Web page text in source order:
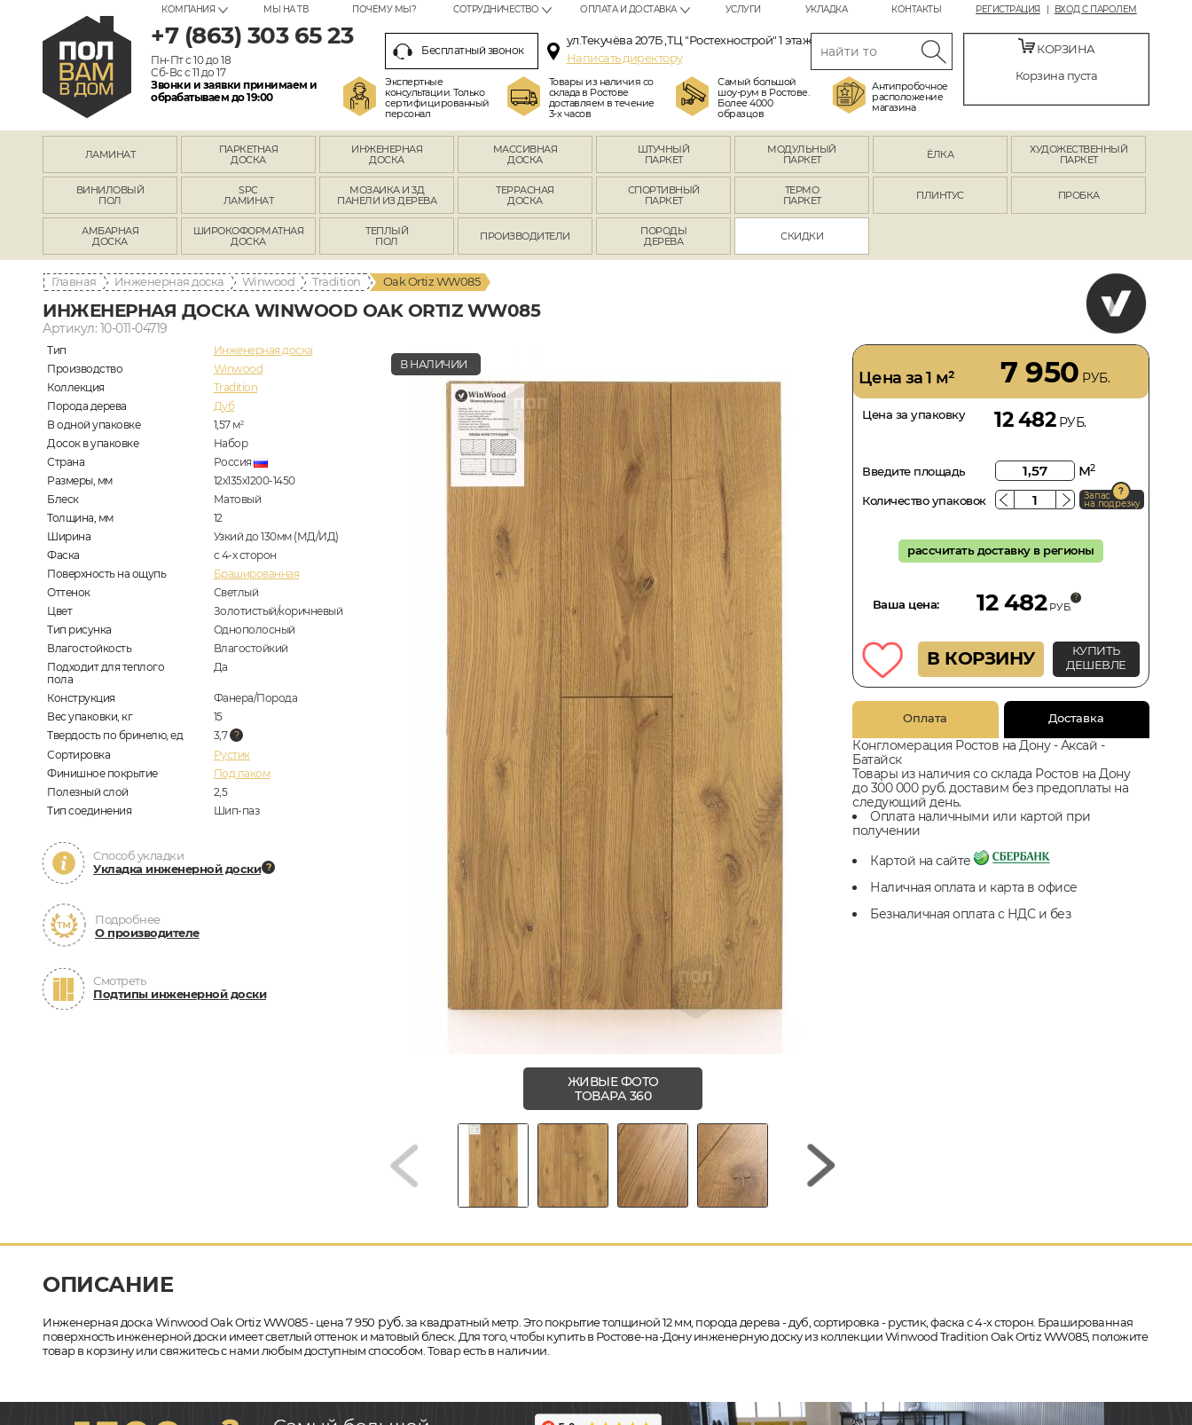
РЕГИСТРАЦИЯ ВХОД С ПАРОЛЕМ
КОМПАНИЯ МЫ НА ТВ ПОЧЕМУ МЫ? СОТРУДНИЧЕСТВО ОПЛАТА И ДОСТАВКА УСЛУГИ УКЛАДКА КОНТАКТЫ
+7 (863) 303 65 23
Пн-Пт с 10 до 18
Сб-Вс с 11 до 17
Звонки и заявки принимаем и
обрабатываем до 19:00
Бесплатный звонок
ул.Текучёва 207Б ,ТЦ "Ростехнострой" 1 этаж
Написать директору
Экспертные
консультации. Только
сертифицированный
персонал
Товары из наличия со
склада в Ростове
доставляем в течение
3-х часов
Самый большой
шоу-рум в Ростове.
Более 4000
образцов
Антипробочное
расположение
магазина
КОРЗИНА
Корзина пуста
ЛАМИНАТ
ПАРКЕТНАЯ
ДОСКА
ИНЖЕНЕРНАЯ
ДОСКА
МАССИВНАЯ
ДОСКА
ШТУЧНЫЙ
ПАРКЕТ
МОДУЛЬНЫЙ
ПАРКЕТ
ЁЛКА
ХУДОЖЕСТВЕННЫЙ
ПАРКЕТ
ВИНИЛОВЫЙ
ПОЛ
SPC
ЛАМИНАТ
МОЗАИКА И 3Д
ПАНЕЛИ ИЗ ДЕРЕВА
ТЕРРАСНАЯ
ДОСКА
СПОРТИВНЫЙ
ПАРКЕТ
ТЕРМО
ПАРКЕТ
ПЛИНТУС ПРОБКА
АМБАРНАЯ
ДОСКА
ШИРОКОФОРМАТНАЯ
ДОСКА
ТЕПЛЫЙ
ПОЛ
ПРОИЗВОДИТЕЛИ
ПОРОДЫ
ДЕРЕВА
СКИДКИ
Главная Инженерная доска Winwood Tradition Oak Ortiz WW085
ИНЖЕНЕРНАЯ ДОСКА WINWOOD OAK ORTIZ WW085
Артикул: 10-011-04719
Тип
Инженерная доска
Производство
Winwood
Коллекция
Tradition
Порода дерева
Дуб
В одной упаковке
1,57 м2
Досок в упаковке
Набор
Страна
Россия
Размеры, мм
12х135х1200-1450
Блеск
Матовый
Толщина, мм
12
Ширина
Узкий до 130мм (МД/ИД)
Фаска
с 4-х сторон
Поверхность на ощупь
Брашированная
Оттенок
Светлый
Цвет
Золотистый/коричневый
Тип рисунка
Однополосный
Влагостойкость
Влагостойкий
Подходит для теплого
пола
Да
Конструкция
Фанера/Порода
Вес упаковки, кг
15
Твердость по бринелю, ед
3,7
Сортировка
Рустик
Финишное покрытие
Под лаком
Полезный слой
2,5
Тип соединения
Шип-паз
Способ укладки
Укладка инженерной доски
Подробнее
О производителе
Смотреть
Подтипы инженерной доски
В НАЛИЧИИ
ЖИВЫЕ ФОТО
ТОВАРА 360
Цена за 1 м² 7 950 РУБ.
Цена за упаковку 12 482РУБ.
Введите площадь м2
Количество упаковок Запас
на подрезку
рассчитать доставку в регионы
Ваша цена: 12 482 РУБ.
В КОРЗИНУ
КУПИТЬ
ДЕШЕВЛЕ
Оплата Доставка
Конгломерация Ростов на Дону - Аксай -
Батайск
Товары из наличия со склада Ростов на Дону
до 300 000 руб. доставим без предоплаты на
следующий день.
Оплата наличными или картой при
получении
Картой на сайте
Наличная оплата и карта в офисе
Безналичная оплата с НДС и без
ОПИСАНИЕ
Инженерная доска Winwood Oak Ortiz WW085 - цена 7 950 руб.за квадратный метр. Это покрытие толщиной 12 мм, порода дерева - дуб, сортировка - рустик, фаска с 4-х сторон. Брашированная
поверхность инженерной доски имеет светлый оттенок и матовый блеск. Для того, чтобы купить в Ростове-на-Дону инженерную доску из коллекции Winwood Tradition Oak Ortiz WW085, положите
товар в корзину или свяжитесь с нами любым доступным способом. Товар есть в наличии.